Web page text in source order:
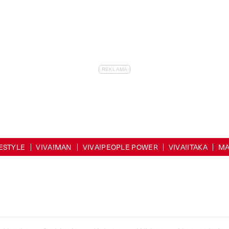
VIVA!MAN VIVA!PEOPLE POWER VIVA!ITAKA